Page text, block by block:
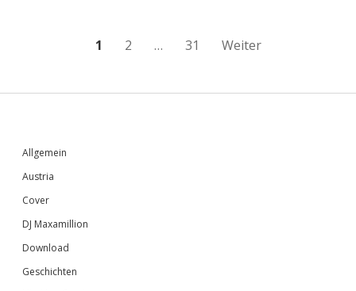
Seitennummerierung
1 2 … 31 Weiter
Sidebar
Allgemein
Austria
Cover
DJ Maxamillion
Download
Geschichten